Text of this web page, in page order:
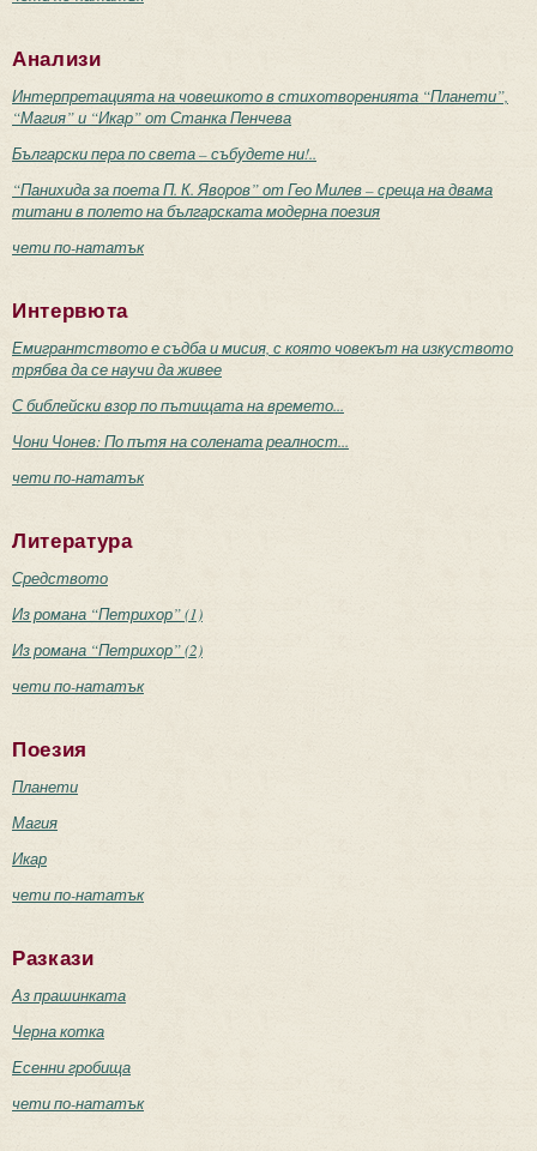
Анализи
Интерпретацията на човешкото в стихотворенията “Планети”,
“Магия” и “Икар” от Станка Пенчева
Български пера по света – събудете ни!..
“Панихида за поета П. К. Яворов” от Гео Милев – среща на двама
титани в полето на българската модерна поезия
чети по-нататък
Интервюта
Емигрантството е съдба и мисия, с която човекът на изкуството
трябва да се научи да живее
С библейски взор по пътищата на времето...
Чони Чонев: По пътя на солената реалност...
чети по-нататък
Литература
Средството
Из романа “Петрихор” (1)
Из романа “Петрихор” (2)
чети по-нататък
Поезия
Планети
Магия
Икар
чети по-нататък
Разкази
Аз прашинката
Черна котка
Есенни гробища
чети по-нататък